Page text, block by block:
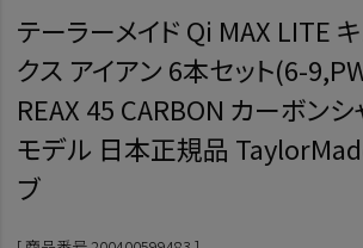
テーラーメイド Qi MAX LITE
クス アイアン 6本セット(6-
REAX 45 CARBON カーボンシ
モデル 日本正規品
ブ